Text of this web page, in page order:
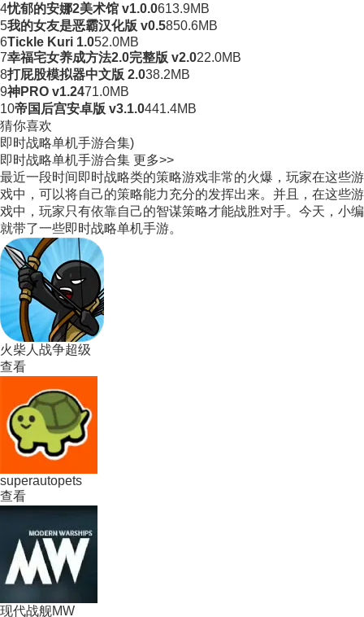
4忧郁的安娜2美术馆 v1.0.0613.9MB
5我的女友是恶霸汉化版 v0.5850.6MB
6Tickle Kuri 1.052.0MB
7幸福宅女养成方法2.0完整版 v2.022.0MB
8打屁股模拟器中文版 2.038.2MB
9神PRO v1.2471.0MB
10帝国后宫安卓版 v3.1.0441.4MB
猜你喜欢
即时战略单机手游合集)
即时战略单机手游合集 更多>>
最近一段时间即时战略类的策略游戏非常的火爆，玩家在这些游
戏中，可以将自己的策略能力充分的发挥出来。并且，在这些游
戏中，玩家只有依靠自己的智谋策略才能战胜对手。今天，小编
就带了一些即时战略单机手游。
火柴人战争超级
查看
superautopets
查看
现代战舰MW